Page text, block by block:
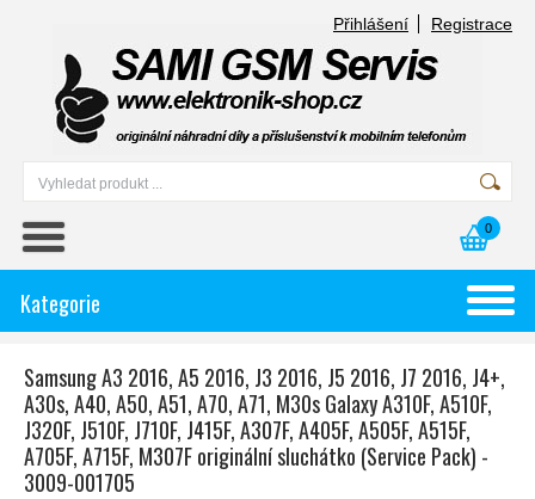
Přihlášení Registrace
0
Kategorie
Samsung A3 2016, A5 2016, J3 2016, J5 2016, J7 2016, J4+,
A30s, A40, A50, A51, A70, A71, M30s Galaxy A310F, A510F,
J320F, J510F, J710F, J415F, A307F, A405F, A505F, A515F,
A705F, A715F, M307F originální sluchátko (Service Pack) -
3009-001705